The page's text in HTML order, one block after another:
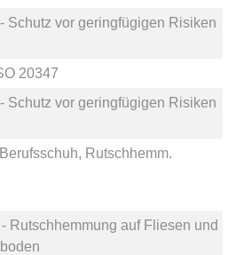
Schutz vor geringfügigen Risiken
20347
Schutz vor geringfügigen Risiken
Rutschhemm.
Rutschhemmung auf Fliesen und